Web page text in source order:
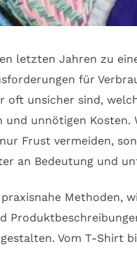
letzten Jahren zu
für
oft unsicher sind,
und unnötigen
Frust vermeiden,
an Bedeutung und
Methoden,
Vom T-Shirt